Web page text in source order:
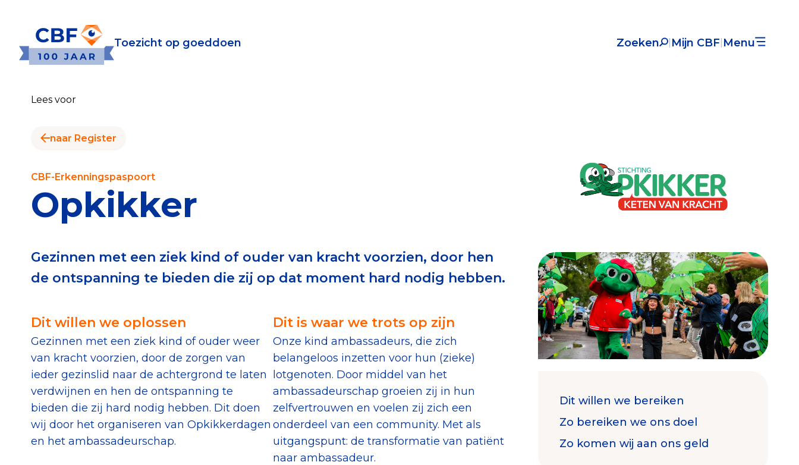
Toezicht op goeddoen
Toezicht op goeddoen Zoeken Mijn CBF Menu
Publiek
Check het CBF-keurmerk van een goed doel
Download de Geef Gerust Checklist
Data & Onderzoek
Betrouwbare data over goede doelen
CBF-publicaties
State of the Sector
Het Nederlandse Donateurspanel
Contact & Signalen
Lees voor
naar Register
CBF-Erkenningspaspoort
Opkikker
Gezinnen met een ziek kind of ouder van kracht voorzien, door hen
de ontspanning te bieden die zij op dat moment hard nodig hebben.
Dit willen we oplossen
Gezinnen met een ziek kind of ouder weer
van kracht voorzien, door de zorgen van
ieder gezinslid naar de achtergrond te laten
verdwijnen en hen de ontspanning te
bieden die zij hard nodig hebben. Dit doen
wij door het organiseren van Opkikkerdagen
en het ambassadeurschap.
Dit is waar we trots op zijn
Onze kind ambassadeurs, die zich
belangeloos inzetten voor hun (zieke)
lotgenoten. Door middel van het
ambassadeurschap groeien zij in hun
zelfvertrouwen en voelen zij zich een
onderdeel van een community. Met als
uitgangspunt: de transformatie van patiënt
naar ambassadeur.
Dit willen we bereiken
Zo bereiken we ons doel
Zo komen wij aan ons geld